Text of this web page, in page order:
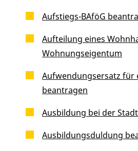
Aufstiegs-BAföG
Aufteilung eines
Wohnungseigentum
Aufwendungsersatz für
beantragen
Ausbildung bei der
Ausbildungsduldung